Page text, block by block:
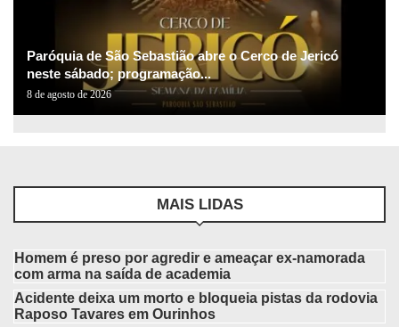
Paróquia de São Sebastião abre o Cerco de Jericó
neste sábado; programação...
8 de agosto de 2026
MAIS LIDAS
Homem é preso por agredir e ameaçar ex-namorada
com arma na saída de academia
Acidente deixa um morto e bloqueia pistas da rodovia
Raposo Tavares em Ourinhos